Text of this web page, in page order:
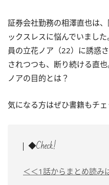
証券会社勤務の相澤直也は
ックスレスに悩んでいまし
員の立花ノア（22）に誘惑
されつつも、断り続ける直
ノアの目的とは？
気になる方はぜひ書籍もチ
◆Check!
＜＜1話からまとめ読み